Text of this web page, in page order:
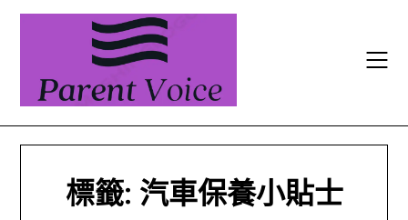
Skip
標籤: 汽車保養小貼士